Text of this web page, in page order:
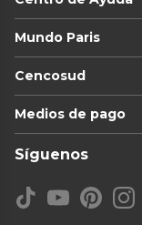
Mundo Paris
Cencosud
Medios de pago
Síguenos